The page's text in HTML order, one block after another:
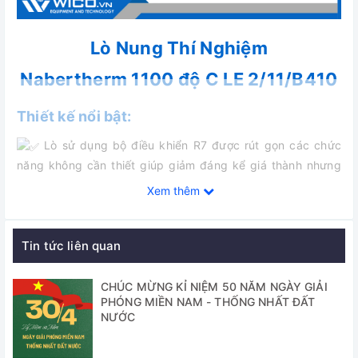
Lò Nung Thí Nghiệm
Nabertherm 1100 độ C LE 2/11/B410
Thiết kế nổi bật:
Lò sử dụng bộ điều khiển R7 được rút gọn các chức
năng không cần thiết giúp giảm đáng kể giá thành nhưng
đồng thời vẫn mang lại một giải pháp kiểm soát nhiệt độ vô
Lò gia nhiệt 2 phái, bộ phận gia nhiệt được bảo vệ
bằng ống thuỷ tinh thạch anh giúp bảo vệ khỏi khí gây an
Lò có tốc độ gia nhiệt nhanh - Độ chính xác cao.
Vỏ lò được làm bằng thép không gỉ, đồng thời được
cách nhiệt tốt với loại sợi Non-Classified giúp lò có kích
Xem thêm
Tin tức liên quan
CHÚC MỪNG KỈ NIỆM 50 NĂM NGÀY GIẢI
PHÓNG MIỀN NAM - THỐNG NHẤT ĐẤT
NƯỚC